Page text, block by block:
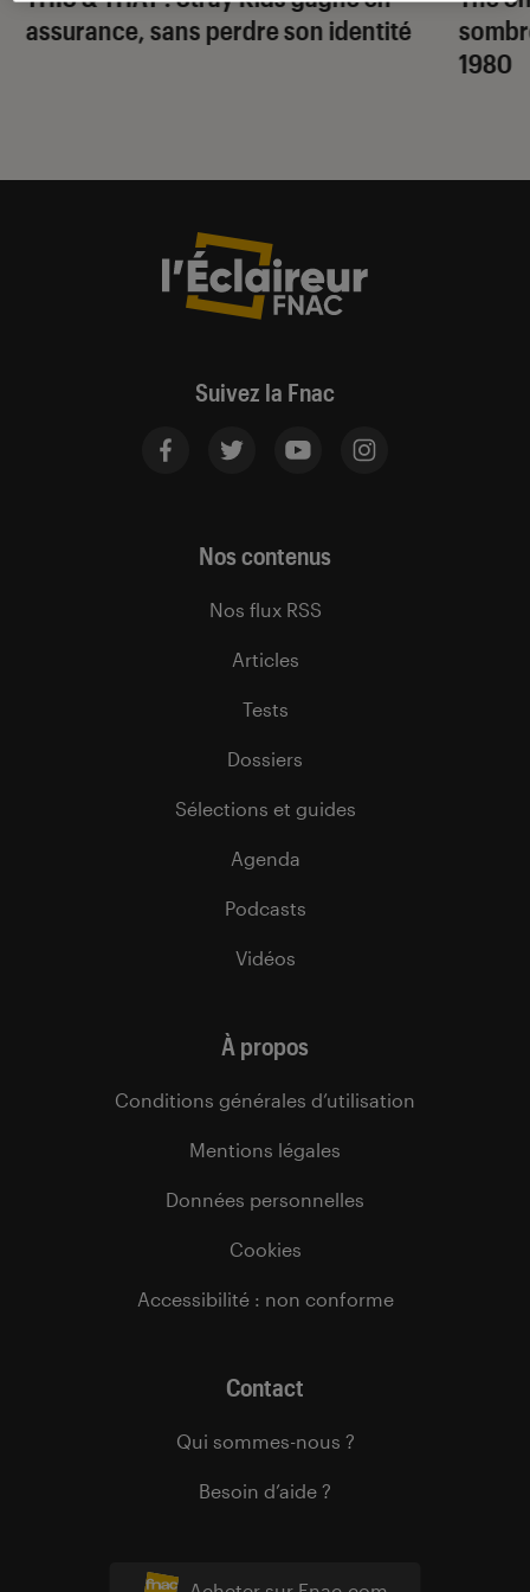
assurance, sans perdre son identité
1980
Suivez la Fnac
Nos contenus
Nos flux RSS
Articles
Tests
Dossiers
Sélections et guides
Agenda
Podcasts
Vidéos
À propos
Conditions générales d’utilisation
Mentions légales
Données personnelles
Cookies
Accessibilité : non conforme
Contact
Qui sommes-nous ?
Besoin d’aide ?